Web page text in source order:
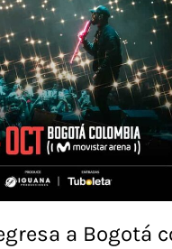
a Bogotá